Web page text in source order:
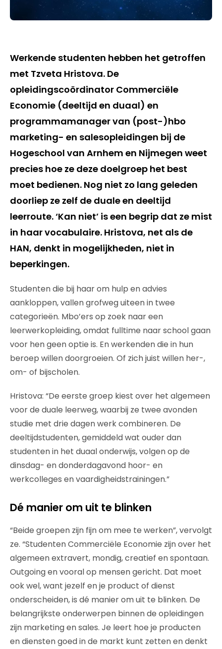
Werkende studenten hebben het getroffen
met Tzveta Hristova. De
opleidingscoördinator Commerciële
Economie (deeltijd en duaal) en
programmamanager van (post-)hbo
marketing- en salesopleidingen bij de
Hogeschool van Arnhem en Nijmegen weet
precies hoe ze deze doelgroep het best
moet bedienen. Nog niet zo lang geleden
doorliep ze zelf de duale en deeltijd
leerroute. ‘Kan niet’ is een begrip dat ze mist
in haar vocabulaire. Hristova, net als de
HAN, denkt in mogelijkheden, niet in
beperkingen.
Studenten die bij haar om hulp en advies
aankloppen, vallen grofweg uiteen in twee
categorieën. Mbo’ers op zoek naar een
leerwerkopleiding, omdat fulltime naar school gaan
voor hen geen optie is. En werkenden die in hun
beroep willen doorgroeien. Of zich juist willen her-,
om- of bijscholen.
Hristova: “De eerste groep kiest over het algemeen
voor de duale leerweg, waarbij ze twee avonden
studie met drie dagen werk combineren. De
deeltijdstudenten, gemiddeld wat ouder dan
studenten in het duaal onderwijs, volgen op de
dinsdag- en donderdagavond hoor- en
werkcolleges en vaardigheidstrainingen.”
Dé manier om uit te blinken
“Beide groepen zijn fijn om mee te werken”, vervolgt
ze. “Studenten Commerciële Economie zijn over het
algemeen extravert, mondig, creatief en spontaan.
Outgoing en vooral op mensen gericht. Dat moet
ook wel, want jezelf en je product of dienst
onderscheiden, is dé manier om uit te blinken. De
belangrijkste onderwerpen binnen de opleidingen
zijn marketing en sales. Je leert hoe je producten
en diensten goed in de markt kunt zetten en denkt